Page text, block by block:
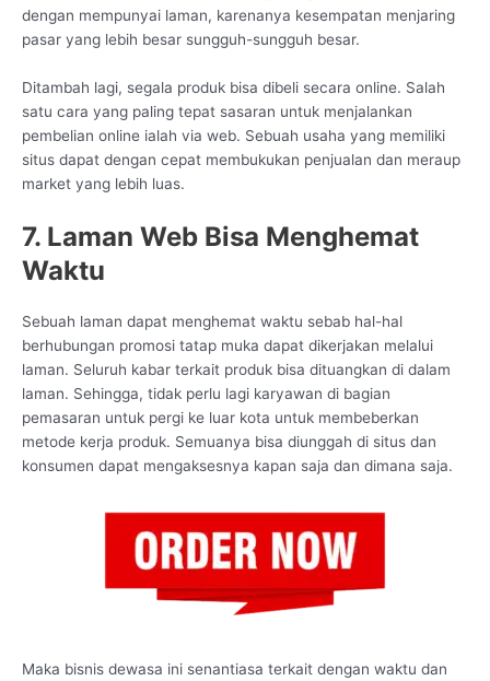
dengan mempunyai laman, karenanya kesempatan menjaring
pasar yang lebih besar sungguh-sungguh besar.
Ditambah lagi, segala produk bisa dibeli secara online. Salah
satu cara yang paling tepat sasaran untuk menjalankan
pembelian online ialah via web. Sebuah usaha yang memiliki
situs dapat dengan cepat membukukan penjualan dan meraup
market yang lebih luas.
7. Laman Web Bisa Menghemat
Waktu
Sebuah laman dapat menghemat waktu sebab hal-hal
berhubungan promosi tatap muka dapat dikerjakan melalui
laman. Seluruh kabar terkait produk bisa dituangkan di dalam
laman. Sehingga, tidak perlu lagi karyawan di bagian
pemasaran untuk pergi ke luar kota untuk membeberkan
metode kerja produk. Semuanya bisa diunggah di situs dan
konsumen dapat mengaksesnya kapan saja dan dimana saja.
Maka bisnis dewasa ini senantiasa terkait dengan waktu dan